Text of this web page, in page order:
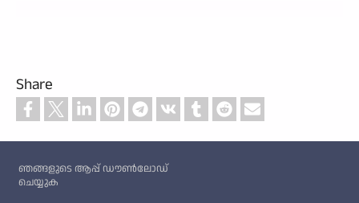
Share
ഞങ്ങളുടെ ആപ്പ് ഡൗൺലോഡ്
ചെയ്യുക